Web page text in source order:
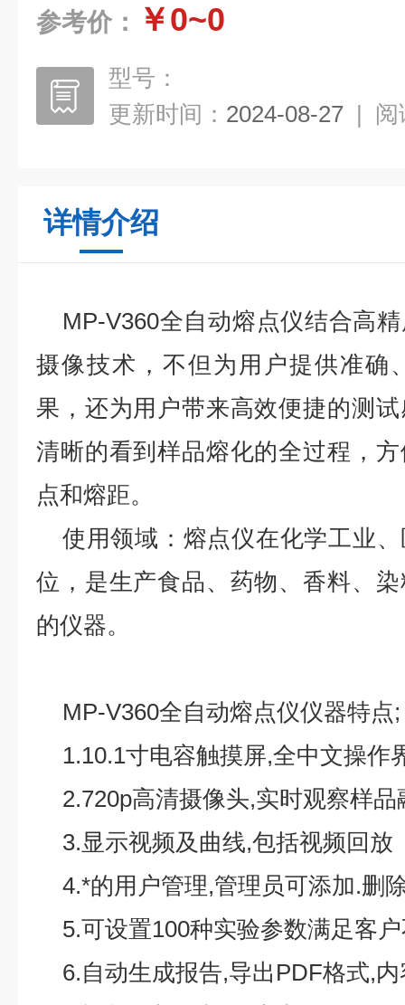
参考价： ￥0~0
型号：
更新时间： 2024-08-27 | 阅
详情介绍
MP-V360全自动熔点仪结合高
摄像技术，不但为用户提供准确
果，还为用户带来高效便捷的测
清晰的看到样品熔化的全过程，
点和熔距。
使用领域：熔点仪在化学工业
位，是生产食品、药物、香料、
的仪器。
MP-V360全自动熔点仪仪器特点;
1.10.1寸电容触摸屏,全中文操作
2.720p高清摄像头,实时观察样品
3.显示视频及曲线,包括视频回放
4.*的用户管理,管理员可添加.删
5.可设置100种实验参数满足客
6.自动生成报告,导出 PDF格式,